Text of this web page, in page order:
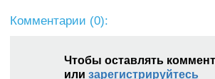
Комментарии (0):
Чтобы оставлять
или зарегистрируйтесь